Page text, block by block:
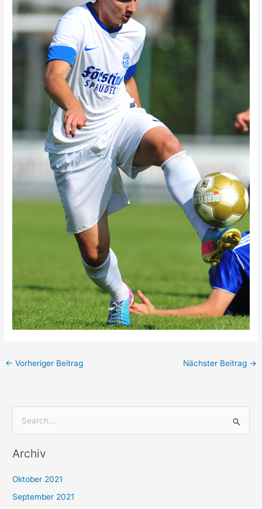
← Vorheriger Beitrag Nächster Beitrag →
c
n
Archiv
Oktober 2021
September 2021